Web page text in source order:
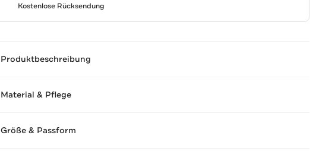
Kostenlose Rücksendung
Produktbeschreibung
Material & Pflege
Größe & Passform